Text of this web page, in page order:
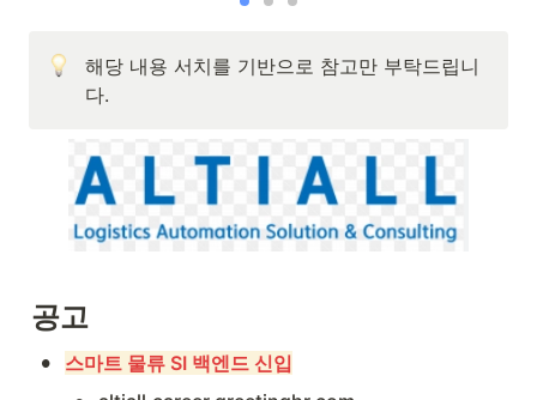
해당 내용 서치를 기반으로 참고만 부탁드립니
다.
공고
• 스마트 물류 SI 백엔드 신입